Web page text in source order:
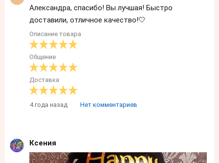
Александра, спасибо! Вы лучшая! Быстро
доставили, отличное качество!🤍
Описание товара
Общение
Доставка
4 года назад Нет комментариев
Ксения